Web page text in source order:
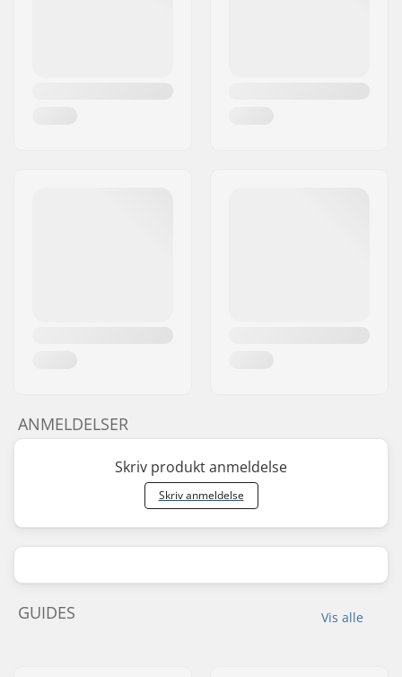
ANMELDELSER
Skriv produkt anmeldelse
Skriv anmeldelse
Vis alle
GUIDES